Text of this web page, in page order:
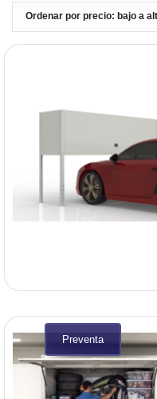
Preventa